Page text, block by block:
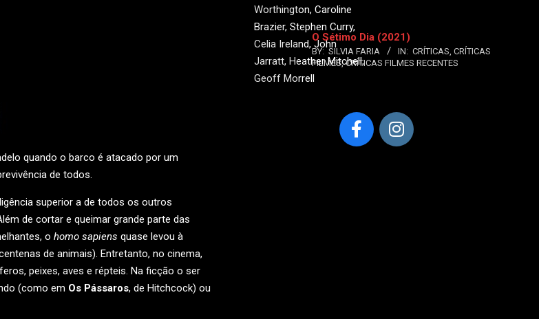
Worthington, Caroline
Brazier, Stephen Curry,
Celia Ireland, John
Jarratt, Heather Mitchell,
Geoff Morrell
quando o barco é atacado por um
de todos.
superior a de todos os outros
de cortar e queimar grande parte das
o homo sapiens quase levou à
de animais). Entretanto, no cinema,
peixes, aves e répteis. Na ficção o ser
(como em Os Pássaros, de Hitchcock) ou
O Sétimo Dia (2021)
BY: SILVIA FARIA IN: CRÍTICAS, CRÍTICAS
FILMES,CRÍTICAS FILMES RECENTES